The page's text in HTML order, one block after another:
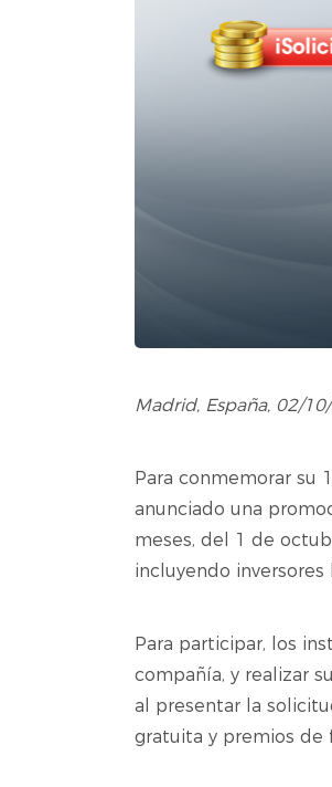
Madrid, España, 02/
Para conmemorar su
anunciado una
meses, del 1 de
incluyendo
Para participar, los
compañía, y realizar
al presentar la
gratuita y premios de